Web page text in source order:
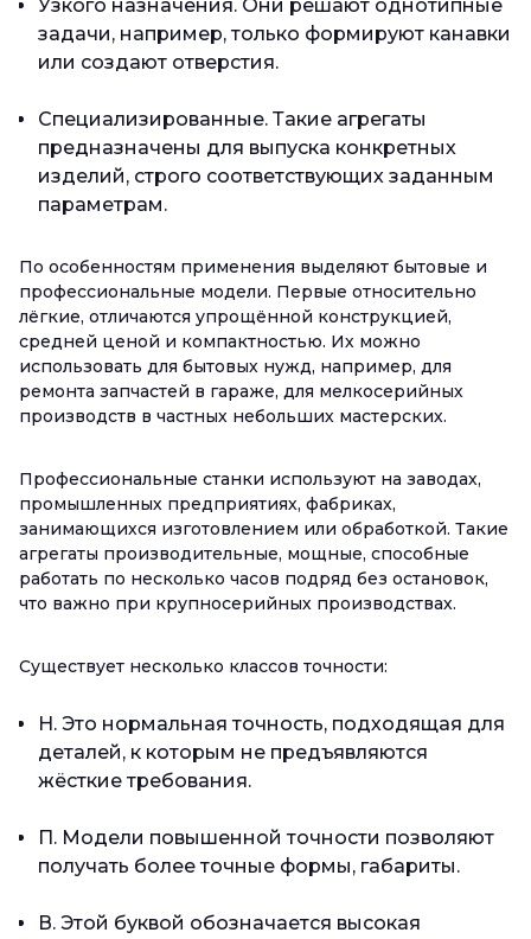
Узкого назначения. Они решают однотипные
задачи, например, только формируют канавки
или создают отверстия.
Специализированные. Такие агрегаты
предназначены для выпуска конкретных
изделий, строго соответствующих заданным
параметрам.
По особенностям применения выделяют бытовые и
профессиональные модели. Первые относительно
лёгкие, отличаются упрощённой конструкцией,
средней ценой и компактностью. Их можно
использовать для бытовых нужд, например, для
ремонта запчастей в гараже, для мелкосерийных
производств в частных небольших мастерских.
Профессиональные станки используют на заводах,
промышленных предприятиях, фабриках,
занимающихся изготовлением или обработкой. Такие
агрегаты производительные, мощные, способные
работать по несколько часов подряд без остановок,
что важно при крупносерийных производствах.
Существует несколько классов точности:
Н. Это нормальная точность, подходящая для
деталей, к которым не предъявляются
жёсткие требования.
П. Модели повышенной точности позволяют
получать более точные формы, габариты.
В. Этой буквой обозначается высокая